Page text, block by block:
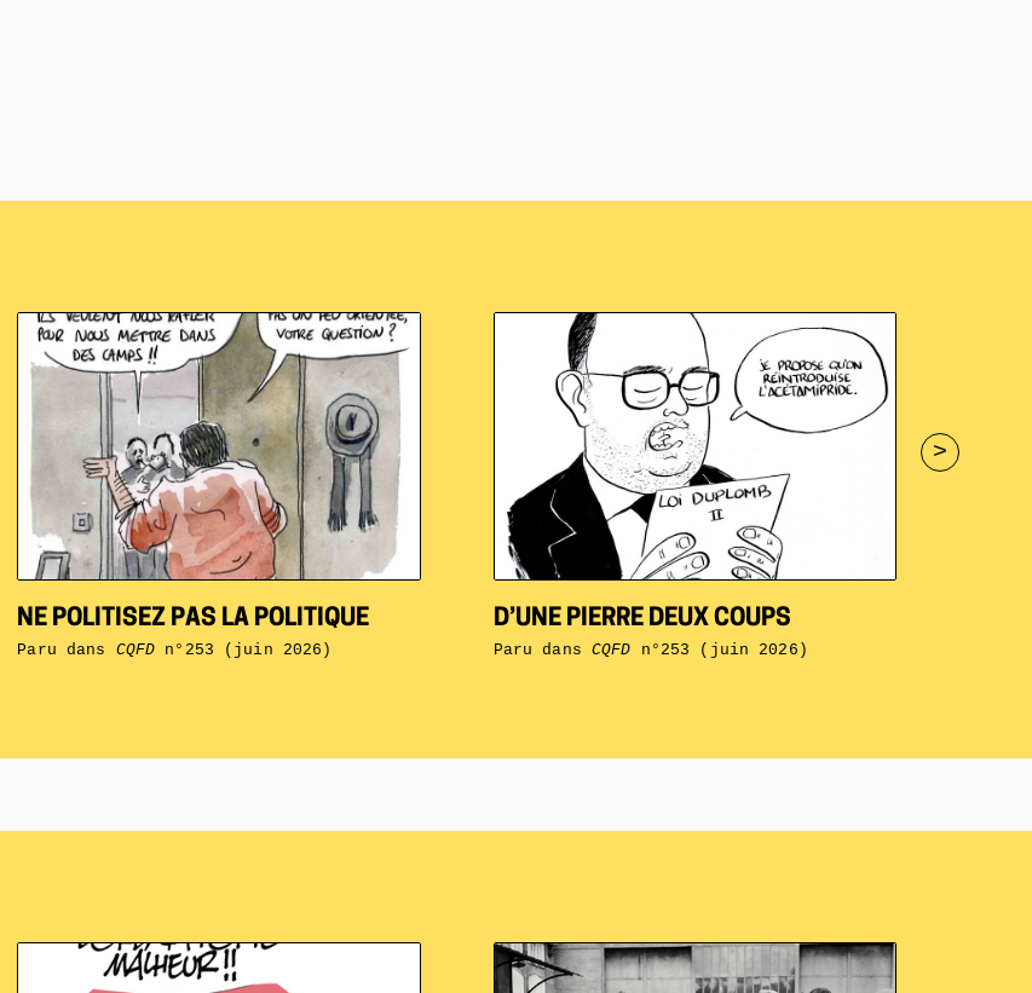
>
NE POLITISEZ PAS LA POLITIQUE
Paru dans CQFD n°253 (juin 2026)
D’UNE PIERRE DEUX COUPS
Paru dans CQFD n°253 (juin 2026)